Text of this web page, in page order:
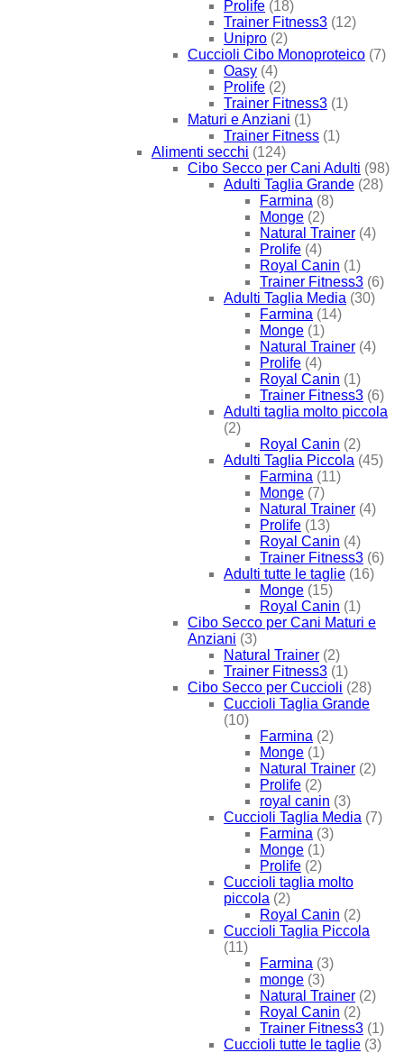
Prolife (18)
Trainer Fitness3 (12)
Unipro (2)
Cuccioli Cibo Monoproteico (7)
Oasy (4)
Prolife (2)
Trainer Fitness3 (1)
Maturi e Anziani (1)
Trainer Fitness (1)
Alimenti secchi (124)
Cibo Secco per Cani Adulti (98)
Adulti Taglia Grande (28)
Farmina (8)
Monge (2)
Natural Trainer (4)
Prolife (4)
Royal Canin (1)
Trainer Fitness3 (6)
Adulti Taglia Media (30)
Farmina (14)
Monge (1)
Natural Trainer (4)
Prolife (4)
Royal Canin (1)
Trainer Fitness3 (6)
Adulti taglia molto piccola
(2)
Royal Canin (2)
Adulti Taglia Piccola (45)
Farmina (11)
Monge (7)
Natural Trainer (4)
Prolife (13)
Royal Canin (4)
Trainer Fitness3 (6)
Adulti tutte le taglie (16)
Monge (15)
Royal Canin (1)
Cibo Secco per Cani Maturi e
Anziani (3)
Natural Trainer (2)
Trainer Fitness3 (1)
Cibo Secco per Cuccioli (28)
Cuccioli Taglia Grande
(10)
Farmina (2)
Monge (1)
Natural Trainer (2)
Prolife (2)
royal canin (3)
Cuccioli Taglia Media (7)
Farmina (3)
Monge (1)
Prolife (2)
Cuccioli taglia molto
piccola (2)
Royal Canin (2)
Cuccioli Taglia Piccola
(11)
Farmina (3)
monge (3)
Natural Trainer (2)
Royal Canin (2)
Trainer Fitness3 (1)
Cuccioli tutte le taglie (3)